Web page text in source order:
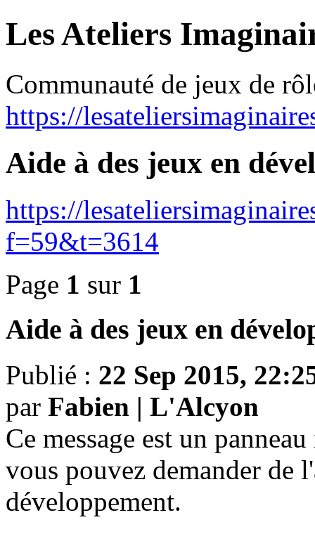
Les Ateliers
Communauté de jeux de
https://
Aide à des jeux en
https://
f=59&t=3614
Page 1 sur 1
Aide à des jeux en
Publié : 22 Sep 2015,
par Fabien | L'Alcyon
Ce message est un
vous pouvez demander de
développement.